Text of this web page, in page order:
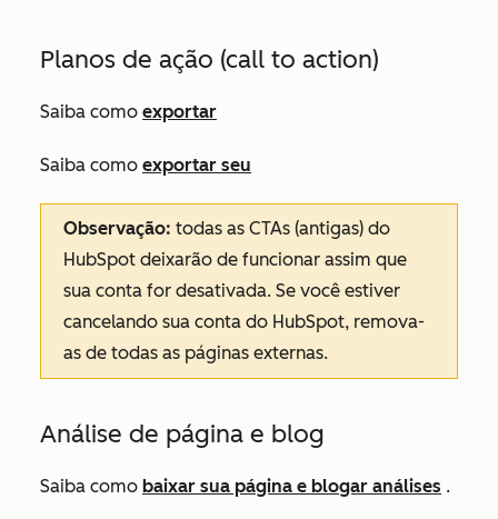
Planos de ação (call to action)
Saiba como exportar
Saiba como exportar seu
Observação: todas as CTAs (antigas) do
HubSpot deixarão de funcionar assim que
sua conta for desativada. Se você estiver
cancelando sua conta do HubSpot, remova-
as de todas as páginas externas.
Análise de página e blog
Saiba como baixar sua página e blogar análises .